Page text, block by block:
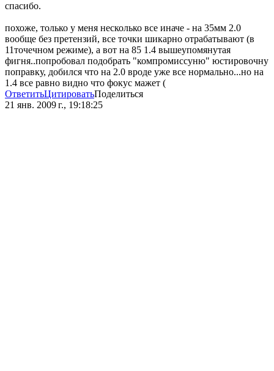
спасибо.
похоже, только у меня несколько все иначе - на 35мм 2.0
вообще без претензий, все точки шикарно отрабатывают (в
11точечном режиме), а вот на 85 1.4 вышеупомянутая
фигня..попробовал подобрать "компромиссуню" юстировочну
поправку, добился что на 2.0 вроде уже все нормально...но на
1.4 все равно видно что фокус мажет (
ОтветитьЦитироватьПоделиться
21 янв. 2009 г., 19:18:25